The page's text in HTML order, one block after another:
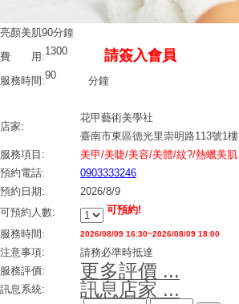
亮顏美肌90分鐘
費 用:1300 請簽入會員
服務時間:90 分鐘
店家:
花甲藝術美學社
臺南市東區德光里崇明路113號1樓
服務項目:
美甲/美睫/美容/美體/紋?/熱蠟美肌
預約電話:
0903333246
預約日期:
2026/8/9
可預約人數:
可預約!
服務時間:
2026/08/09 16:30~2026/08/09 18:00
注意事項:
請務必準時抵達
服務評價:
更多評價 ...
訊息系統: 訊息店家 ...